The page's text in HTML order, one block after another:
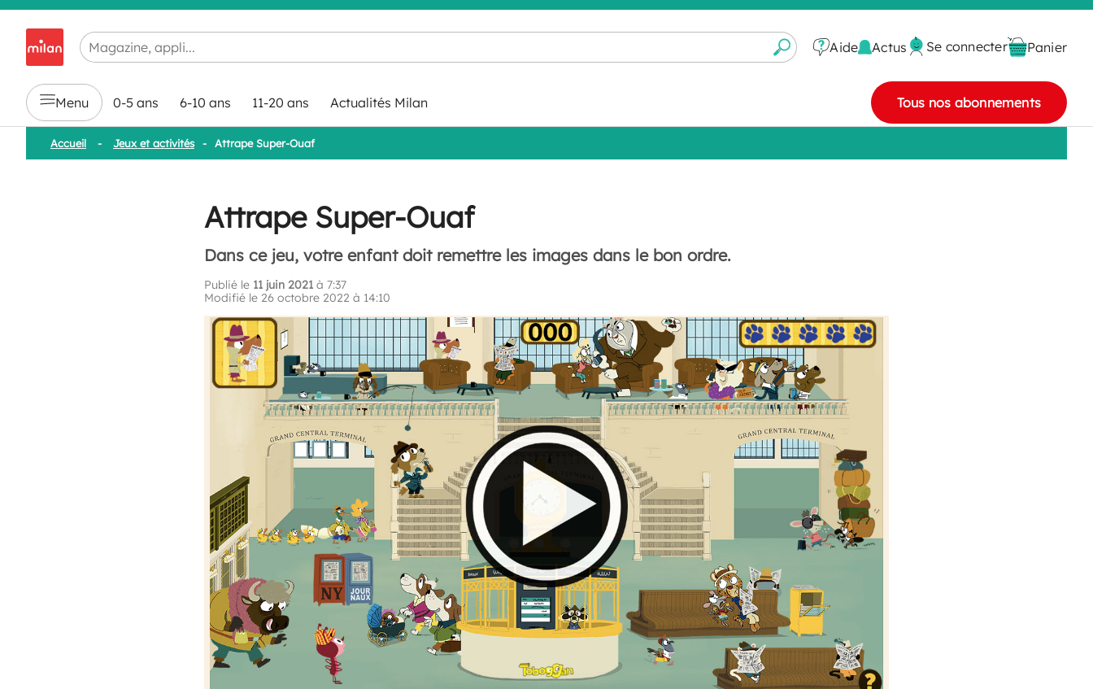
Chargement en cours...
Aide Actus Se connecter Panier
Menu 0-5 ans 6-10 ans 11-20 ans Actualités Milan Tous nos abonnements
Accueil - Jeux et activités - Attrape Super-Ouaf
Attrape Super-Ouaf
Dans ce jeu, votre enfant doit remettre les images dans le bon ordre.
Publié le 11 juin 2021 à 7:37
Modifié le 26 octobre 2022 à 14:10